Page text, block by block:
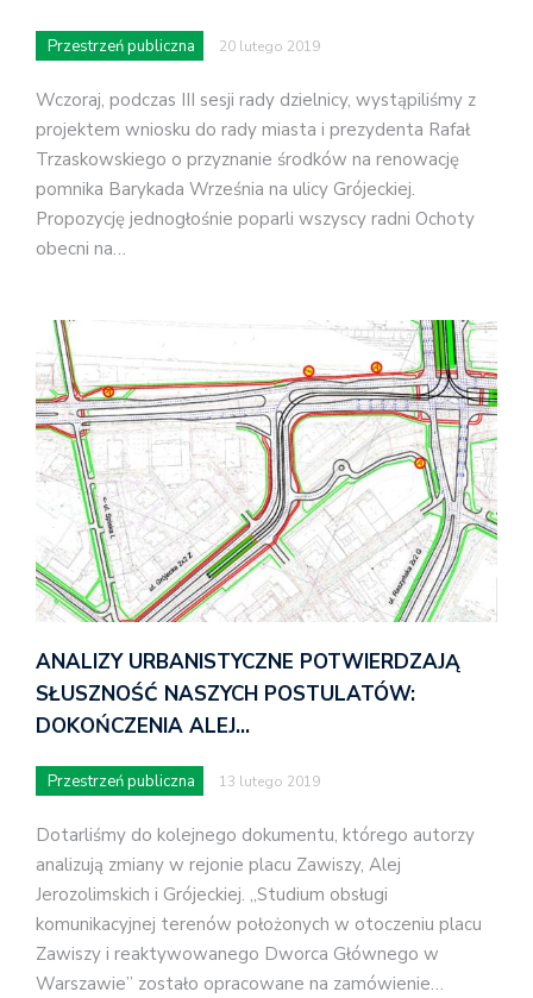
Przestrzeń publiczna 20 lutego 2019
Wczoraj, podczas III sesji rady dzielnicy, wystąpiliśmy z
projektem wniosku do rady miasta i prezydenta Rafał
Trzaskowskiego o przyznanie środków na renowację
pomnika Barykada Września na ulicy Grójeckiej.
Propozycję jednogłośnie poparli wszyscy radni Ochoty
obecni na…
ANALIZY URBANISTYCZNE POTWIERDZAJĄ
SŁUSZNOŚĆ NASZYCH POSTULATÓW:
DOKOŃCZENIA ALEJ…
Przestrzeń publiczna 13 lutego 2019
Dotarliśmy do kolejnego dokumentu, którego autorzy
analizują zmiany w rejonie placu Zawiszy, Alej
Jerozolimskich i Grójeckiej. „Studium obsługi
komunikacyjnej terenów położonych w otoczeniu placu
Zawiszy i reaktywowanego Dworca Głównego w
Warszawie” zostało opracowane na zamówienie…